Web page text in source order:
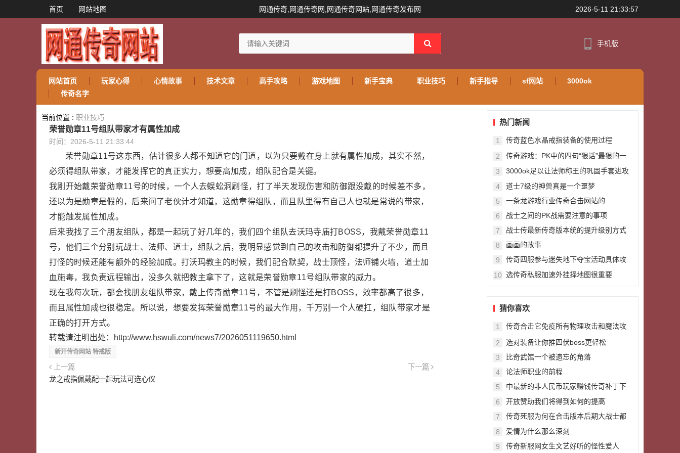
首页 网站地图 2026-5-11 21:33:57
网通传奇,网通传奇网,网通传奇网站,网通传奇发布网
手机版
网站首页 玩家心得 心情故事 技术文章 高手攻略 游戏地图 新手宝典 职业技巧 新手指导 sf网站
3000ok
传奇名字
当前位置 : 职业技巧
荣誉勋章11号组队带家才有属性加成
时间：2026-5-11 21:33:44
荣誉勋章11号这东西，估计很多人都不知道它的门道，以为只要戴在身上就有属性加成，其实不然，
必须得组队带家，才能发挥它的真正实力，想要高加成，组队配合是关键。
我刚开始戴荣誉勋章11号的时候，一个人去蜈蚣洞刷怪，打了半天发现伤害和防御跟没戴的时候差不多，
还以为是勋章是假的，后来问了老伙计才知道，这勋章得组队，而且队里得有自己人也就是常说的带家，
才能触发属性加成。
后来我找了三个朋友组队，都是一起玩了好几年的，我们四个组队去沃玛寺庙打BOSS，我戴荣誉勋章11
号，他们三个分别玩战士、法师、道士，组队之后，我明显感觉到自己的攻击和防御都提升了不少，而且
打怪的时候还能有额外的经验加成。打沃玛教主的时候，我们配合默契，战士顶怪，法师铺火墙，道士加
血施毒，我负责远程输出，没多久就把教主拿下了，这就是荣誉勋章11号组队带家的威力。
现在我每次玩，都会找朋友组队带家，戴上传奇勋章11号，不管是刷怪还是打BOSS，效率都高了很多，
而且属性加成也很稳定。所以说，想要发挥荣誉勋章11号的最大作用，千万别一个人硬扛，组队带家才是
正确的打开方式。
转载请注明出处：
http://www.hswuli.com/news7/2026051119650.html
新开传奇网站 特戒版
上一篇
龙之戒指佩戴配一起玩法可选心仪
下一篇
热门新闻
1
传奇蓝色水晶戒指装备的使用过程
2
传奇游戏：PK中的四句“狠话”最狠的一
3
3000ok足以让法师称王的巩固手套进攻
4
道士7级的神兽真是一个噩梦
5
一条龙游戏行业传奇合击网站的
6
战士之间的PK战需要注意的事项
7
战士传最新传奇版本统的提升级别方式
8
画画的故事
9
传奇四服参与迷失地下夺宝活动具体攻
10 选传奇私服加速外挂择地图很重要
猜你喜欢
1
传奇合击它免疫所有物理攻击和魔法攻
2
选对装备让你推四伏boss更轻松
3
比奇武馆一个被遗忘的角落
4
论法师职业的前程
5
中最新的非人民币玩家赚钱传奇补丁下
6
开放赞助我们将得到如何的提高
7
传奇死服为何在合击版本后期大战士都
8
爱情为什么那么深刻
9
传奇新服网女生文艺好听的怪性爱人